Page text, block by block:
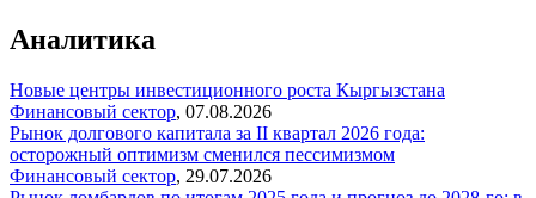
Аналитика
Новые центры инвестиционного роста Кыргызстана
Финансовый сектор, 07.08.2026
Рынок долгового капитала за II квартал 2026 года:
осторожный оптимизм сменился пессимизмом
Финансовый сектор, 29.07.2026